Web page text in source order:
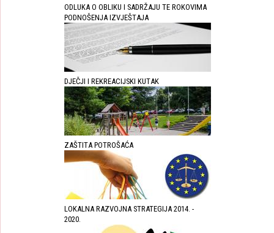
ODLUKA O OBLIKU I SADRŽAJU TE ROKOVIMA
PODNOŠENJA IZVJEŠTAJA
DJEČJI I REKREACIJSKI KUTAK
ZAŠTITA POTROŠAĆA
LOKALNA RAZVOJNA STRATEGIJA 2014. -
2020.